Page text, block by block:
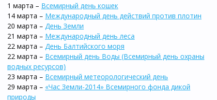
1 марта – Всемирный день кошек
14 марта – Международный день действий против плотин
20 марта – День Земли
21 марта – Международный день леса
22 марта – День Балтийского моря
22 марта – Всемирный день Воды (Всемирный день охраны
водных ресурсов)
23 марта – Всемирный метеорологический день
29 марта – «Час Земли-2014» Всемирного фонда дикой
природы